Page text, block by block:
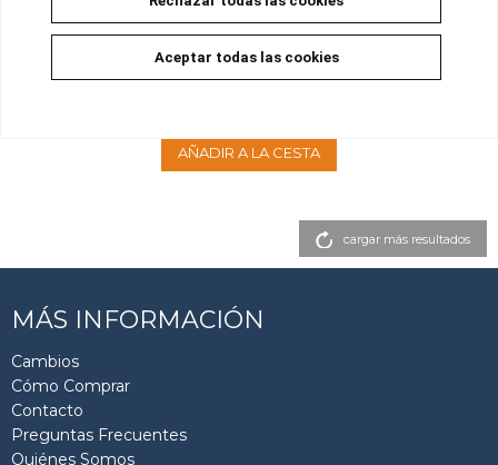
LEVIUS 01
AÑADIR A LA CESTA
cargar más resultados
MÁS INFORMACIÓN
Cambios
Cómo Comprar
Contacto
Preguntas Frecuentes
Quiénes Somos
Aceptar todas las cookies